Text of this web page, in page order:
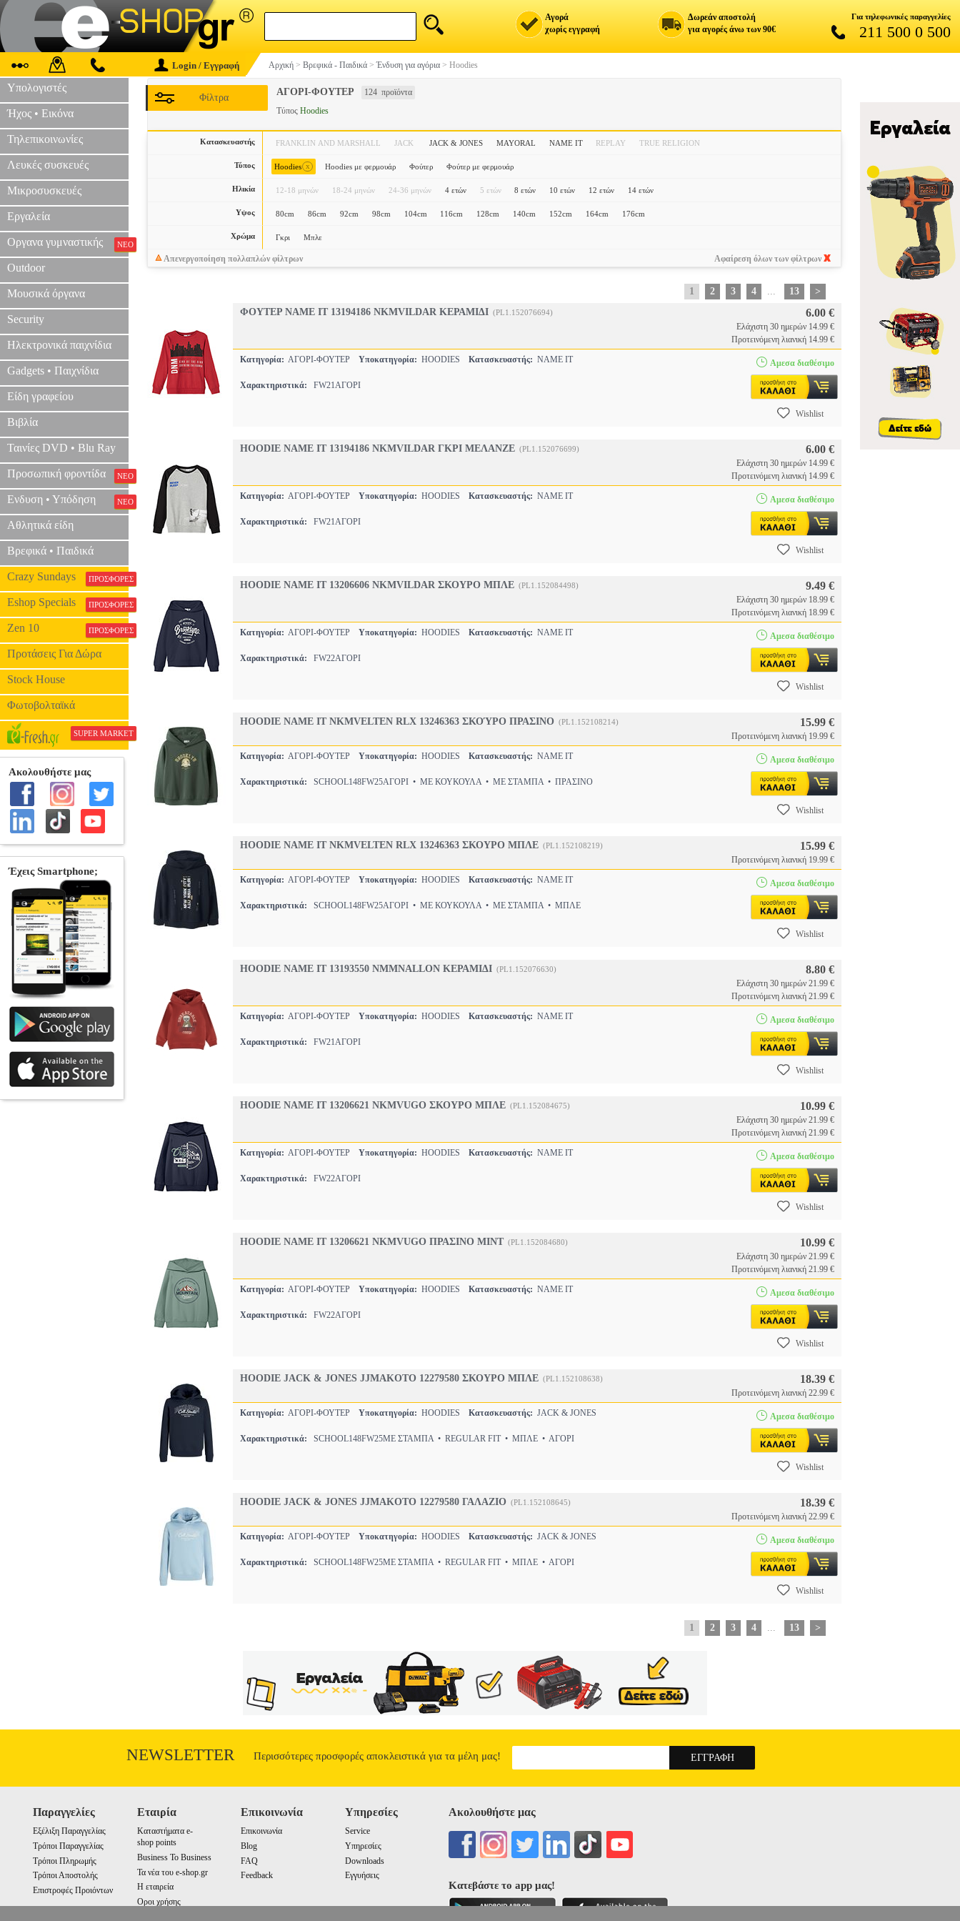
Αγορά
χωρίς εγγραφή
Δωρεάν αποστολή
για αγορές άνω των 90€
Για τηλεφωνικές παραγγελίες
211 500 0 500
Login / Εγγραφή Αρχική > Βρεφικά - Παιδικά >Ένδυση για αγόρια > Hoodies
Υπολογιστές
Ήχος • Εικόνα
Τηλεπικοινωνίες
Λευκές συσκευές
Μικροσυσκευές
Εργαλεία
Οργανα γυμναστικής ΝΕΟ
Outdoor
Μουσικά όργανα
Security
Ηλεκτρονικά παιχνίδια
Gadgets • Παιχνίδια
Είδη γραφείου
Βιβλία
Ταινίες DVD • Blu Ray
Προσωπική φροντίδα ΝΕΟ
Ενδυση • Υπόδηση ΝΕΟ
Αθλητικά είδη
Βρεφικά • Παιδικά
Crazy Sundays ΠΡΟΣΦΟΡΕΣ
Eshop Specials ΠΡΟΣΦΟΡΕΣ
Zen 10 ΠΡΟΣΦΟΡΕΣ
Προτάσεις Για Δώρα
Stock House
Φωτοβολταϊκά
SUPER MARKET
ΑΓΟΡΙ-ΦΟΥΤΕΡ 124 προϊόντα
Φίλτρα
Τύπος Hoodies
Κατασκευαστής FRANKLIN AND MARSHALL JACK JACK & JONES MAYORAL NAME IT REPLAY TRUE RELIGION
Τύπος Hoodies x Hoodies με φερμουάρ Φούτερ Φούτερ με φερμουάρ
Ηλικία 12-18 μηνών 18-24 μηνών 24-36 μηνών 4 ετών 5 ετών 8 ετών 10 ετών 12 ετών 14 ετών
Υψος 80cm 86cm 92cm 98cm 104cm 116cm 128cm 140cm 152cm 164cm 176cm
Χρώμα Γκρι Μπλε
Απενεργοποίηση πολλαπλών φίλτρων Αφαίρεση όλων των φίλτρων
1 2 3 4 ... 13
>
ΦΟΥΤΕΡ NAME IT 13194186 NKMVILDAR ΚΕΡΑΜΙΔΙ (PL1.152076694) 6.00 €
Ελάχιστη 30 ημερών 14.99 €
Προτεινόμενη λιανική 14.99 €
Κατηγορία: ΑΓΟΡΙ-ΦΟΥΤΕΡ Υποκατηγορία: HOODIES Κατασκευαστής: NAME IT
Χαρακτηριστικά: FW21ΑΓΟΡΙ
Αμεσα διαθέσιμο
Wishlist
HOODIE NAME IT 13194186 NKMVILDAR ΓΚΡΙ ΜΕΛΑΝΖΕ (PL1.152076699) 6.00 €
Ελάχιστη 30 ημερών 14.99 €
Προτεινόμενη λιανική 14.99 €
Κατηγορία: ΑΓΟΡΙ-ΦΟΥΤΕΡ Υποκατηγορία: HOODIES Κατασκευαστής: NAME IT
Χαρακτηριστικά: FW21ΑΓΟΡΙ
Αμεσα διαθέσιμο
Wishlist
HOODIE NAME IT 13206606 NKMVILDAR ΣΚΟΥΡΟ ΜΠΛΕ (PL1.152084498) 9.49 €
Ελάχιστη 30 ημερών 18.99 €
Προτεινόμενη λιανική 18.99 €
Κατηγορία: ΑΓΟΡΙ-ΦΟΥΤΕΡ Υποκατηγορία: HOODIES Κατασκευαστής: NAME IT
Χαρακτηριστικά: FW22ΑΓΟΡΙ
Αμεσα διαθέσιμο
Wishlist
HOODIE NAME IT NKMVELTEN RLX 13246363 ΣΚΟΎΡΟ ΠΡΑΣΙΝΟ (PL1.152108214) 15.99 €
Προτεινόμενη λιανική 19.99 €
Κατηγορία: ΑΓΟΡΙ-ΦΟΥΤΕΡ Υποκατηγορία: HOODIES Κατασκευαστής: NAME IT
Χαρακτηριστικά: SCHOOL148FW25ΑΓΟΡΙ • ΜΕ ΚΟΥΚΟΥΛΑ • ΜΕ ΣΤΑΜΠΑ • ΠΡΑΣΙΝΟ
Αμεσα διαθέσιμο
Wishlist
HOODIE NAME IT NKMVELTEN RLX 13246363 ΣΚΟΥΡΟ ΜΠΛΕ (PL1.152108219) 15.99 €
Προτεινόμενη λιανική 19.99 €
Κατηγορία: ΑΓΟΡΙ-ΦΟΥΤΕΡ Υποκατηγορία: HOODIES Κατασκευαστής: NAME IT
Χαρακτηριστικά: SCHOOL148FW25ΑΓΟΡΙ • ΜΕ ΚΟΥΚΟΥΛΑ • ΜΕ ΣΤΑΜΠΑ • ΜΠΛΕ
Αμεσα διαθέσιμο
Wishlist
HOODIE NAME IT 13193550 NMMNALLON ΚΕΡΑΜΙΔΙ (PL1.152076630) 8.80 €
Ελάχιστη 30 ημερών 21.99 €
Προτεινόμενη λιανική 21.99 €
Κατηγορία: ΑΓΟΡΙ-ΦΟΥΤΕΡ Υποκατηγορία: HOODIES Κατασκευαστής: NAME IT
Χαρακτηριστικά: FW21ΑΓΟΡΙ
Αμεσα διαθέσιμο
Wishlist
HOODIE NAME IT 13206621 NKMVUGO ΣΚΟΥΡΟ ΜΠΛΕ (PL1.152084675) 10.99 €
Ελάχιστη 30 ημερών 21.99 €
Προτεινόμενη λιανική 21.99 €
Κατηγορία: ΑΓΟΡΙ-ΦΟΥΤΕΡ Υποκατηγορία: HOODIES Κατασκευαστής: NAME IT
Χαρακτηριστικά: FW22ΑΓΟΡΙ
Αμεσα διαθέσιμο
Wishlist
HOODIE NAME IT 13206621 NKMVUGO ΠΡΑΣΙΝΟ MINT (PL1.152084680) 10.99 €
Ελάχιστη 30 ημερών 21.99 €
Προτεινόμενη λιανική 21.99 €
Κατηγορία: ΑΓΟΡΙ-ΦΟΥΤΕΡ Υποκατηγορία: HOODIES Κατασκευαστής: NAME IT
Χαρακτηριστικά: FW22ΑΓΟΡΙ
Αμεσα διαθέσιμο
Wishlist
HOODIE JACK & JONES JJMAKOTO 12279580 ΣΚΟΥΡΟ ΜΠΛΕ (PL1.152108638) 18.39 €
Προτεινόμενη λιανική 22.99 €
Κατηγορία: ΑΓΟΡΙ-ΦΟΥΤΕΡ Υποκατηγορία: HOODIES Κατασκευαστής: JACK & JONES
Χαρακτηριστικά: SCHOOL148FW25ΜΕ ΣΤΑΜΠΑ • REGULAR FIT • ΜΠΛΕ • ΑΓΟΡΙ
Αμεσα διαθέσιμο
Wishlist
HOODIE JACK & JONES JJMAKOTO 12279580 ΓΑΛΑΖΙΟ (PL1.152108645) 18.39 €
Προτεινόμενη λιανική 22.99 €
Κατηγορία: ΑΓΟΡΙ-ΦΟΥΤΕΡ Υποκατηγορία: HOODIES Κατασκευαστής: JACK & JONES
Χαρακτηριστικά: SCHOOL148FW25ΜΕ ΣΤΑΜΠΑ • REGULAR FIT • ΜΠΛΕ • ΑΓΟΡΙ
Αμεσα διαθέσιμο
Wishlist
1 2 3 4 ... 13 >
NEWSLETTER Περισσότερες προσφορές αποκλειστικά για τα μέλη μας!
Παραγγελίες
Εξέλιξη Παραγγελίας
Τρόποι Παραγγελίας
Τρόποι Πληρωμής
Τρόποι Αποστολής
Επιστροφές Προιόντων
Εταιρία
Καταστήματα e-
shop points
Business To Business
Τα νέα του e-shop.gr
Η εταιρεία
Οροι χρήσης
Επικοινωνία
Επικοινωνία
Blog
FAQ
Feedback
Υπηρεσίες
Service
Υπηρεσίες
Downloads
Εγγυήσεις
Ακολουθήστε μας
Κατεβάστε το app μας!